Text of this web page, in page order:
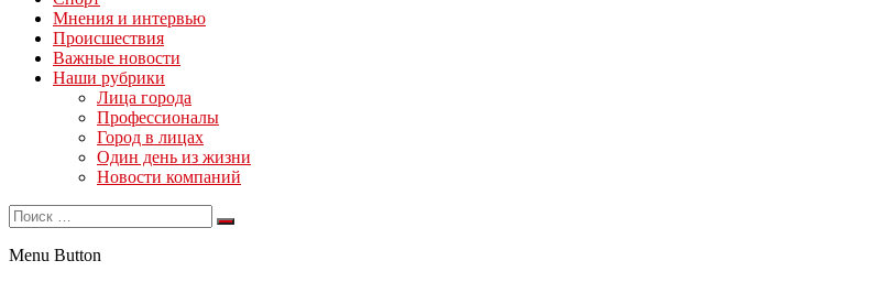
Мнения и интервью
Происшествия
Важные новости
Наши рубрики
Лица города
Профессионалы
Город в лицах
Один день из жизни
Новости компаний
Menu Button